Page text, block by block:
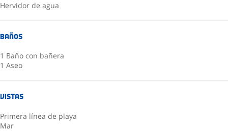
Hervidor de agua
Baños
1 Baño con bañera
1 Aseo
Vistas
Primera línea de playa
Mar